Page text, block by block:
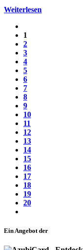
Weiterlesen
1
2
3
4
5
6
7
8
9
10
11
12
13
14
15
16
17
18
19
20
Ein Angebot der